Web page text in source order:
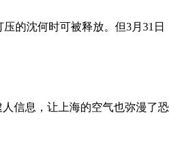
的沈何时可被释放。但3月31日
信息，让上海的空气也弥漫了恐